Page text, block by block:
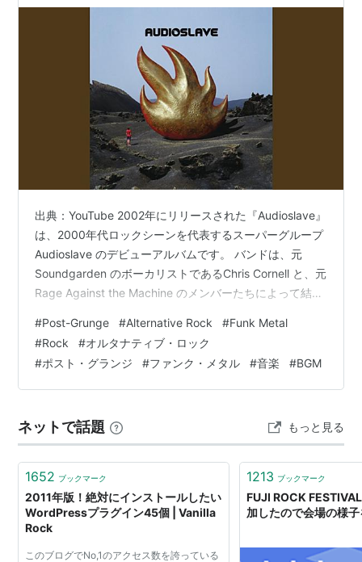
出典：YouTube 2002年にリリースされた『Audioslave』
は、2000年代ロックシーンを代表するスーパーグループ
Audioslave のデビューアルバムです。 バンドは、元
Soundgarden のボーカリストであるChris Cornell と、元
Rage Against the Machine のメンバーたちによって結成
ルの重厚なグルーヴを融合させたサウンドは、当時のロ
ックシーンに大きなインパクトを与えました。 シングル
「Cochise」「Like a Stone」「Show Me How to Live」
などは、現在でもロ…
#Post-Grunge #Alternative Rock #Funk Metal
#Rock #オルタナティブ・ロック
#ポスト・グランジ #ファンク・メタル #音楽 #BGM
ネットで話題 もっと見る
1652 ブックマーク
2011年版！絶対にインストールしたい
WordPressプラグイン45個 | Vanilla
Rock
このブログでNo,1のアクセス数を誇っている
1213 ブックマーク
FUJI ROCK
加したので会場の様